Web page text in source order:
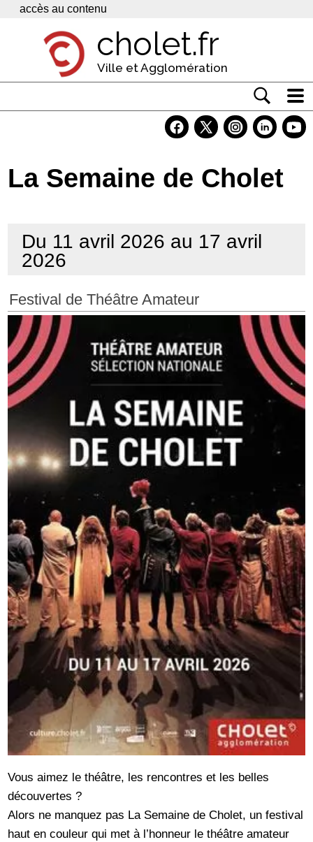
Panneau de gestion des cookies
accès au contenu
cholet.fr
Ville et Agglomération
Economie
Contacts
La Semaine de Cholet
Du 11 avril 2026 au 17 avril
2026
Festival de Théâtre Amateur
Vous aimez le théâtre, les rencontres et les belles
découvertes ?
Alors ne manquez pas La Semaine de Cholet, un festival
haut en couleur qui met à l’honneur le théâtre amateur